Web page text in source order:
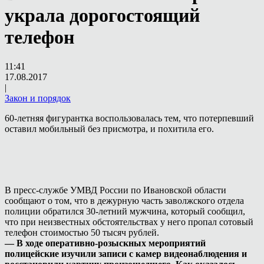
украла дорогостоящий
телефон
11:41
17.08.2017
|
Закон и порядок
60-летняя фигурантка воспользовалась тем, что потерпевший
оставил мобильный без присмотра, и похитила его.
В пресс-службе УМВД России по Ивановской области
сообщают о том, что в дежурную часть заволжского отдела
полиции обратился 30-летний мужчина, который сообщил,
что при неизвестных обстоятельствах у него пропал сотовый
телефон стоимостью 50 тысяч рублей.
— В ходе оперативно-розыскных мероприятий
полицейские изучили записи с камер видеонаблюдения и